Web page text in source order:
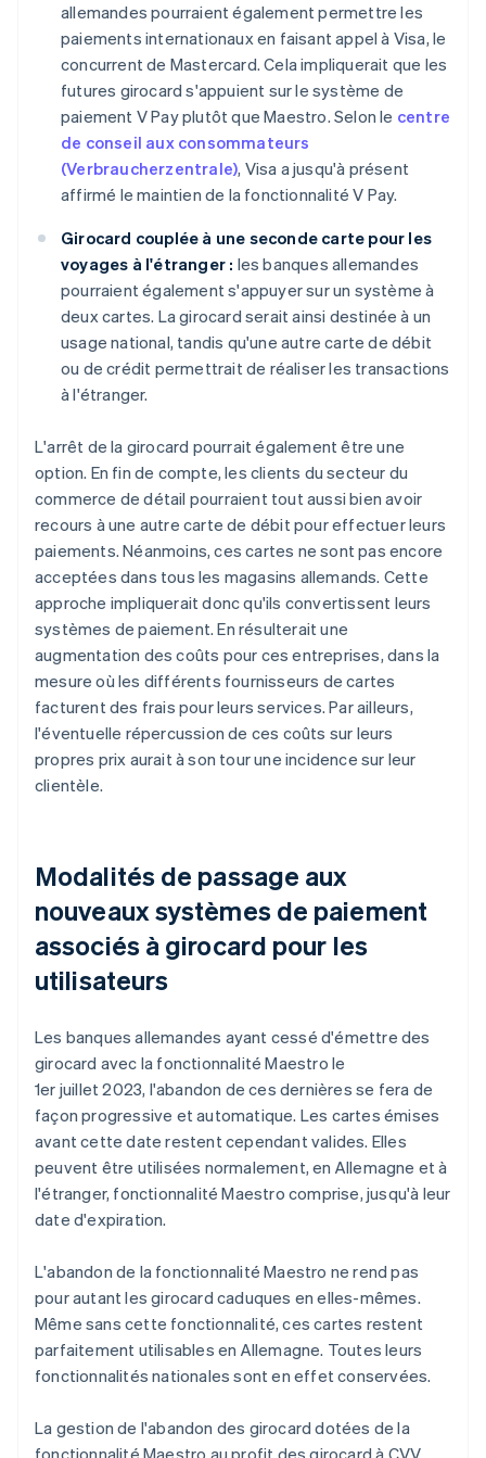
allemandes pourraient également permettre les
paiements internationaux en faisant appel à Visa, le
concurrent de Mastercard. Cela impliquerait que les
futures girocard s'appuient sur le système de
paiement V Pay plutôt que Maestro. Selon le centre
de conseil aux consommateurs
(Verbraucherzentrale), Visa a jusqu'à présent
affirmé le maintien de la fonctionnalité V Pay.
Girocard couplée à une seconde carte pour les
voyages à l'étranger : les banques allemandes
pourraient également s'appuyer sur un système à
deux cartes. La girocard serait ainsi destinée à un
usage national, tandis qu'une autre carte de débit
ou de crédit permettrait de réaliser les transactions
à l'étranger.
L'arrêt de la girocard pourrait également être une
option. En fin de compte, les clients du secteur du
commerce de détail pourraient tout aussi bien avoir
recours à une autre carte de débit pour effectuer leurs
paiements. Néanmoins, ces cartes ne sont pas encore
acceptées dans tous les magasins allemands. Cette
approche impliquerait donc qu'ils convertissent leurs
systèmes de paiement. En résulterait une
augmentation des coûts pour ces entreprises, dans la
mesure où les différents fournisseurs de cartes
facturent des frais pour leurs services. Par ailleurs,
l'éventuelle répercussion de ces coûts sur leurs
propres prix aurait à son tour une incidence sur leur
clientèle.
Modalités de passage aux
nouveaux systèmes de paiement
associés à girocard pour les
utilisateurs
Les banques allemandes ayant cessé d'émettre des
girocard avec la fonctionnalité Maestro le
1er juillet 2023, l'abandon de ces dernières se fera de
façon progressive et automatique. Les cartes émises
avant cette date restent cependant valides. Elles
peuvent être utilisées normalement, en Allemagne et à
l'étranger, fonctionnalité Maestro comprise, jusqu'à leur
date d'expiration.
L'abandon de la fonctionnalité Maestro ne rend pas
pour autant les girocard caduques en elles-mêmes.
Même sans cette fonctionnalité, ces cartes restent
parfaitement utilisables en Allemagne. Toutes leurs
fonctionnalités nationales sont en effet conservées.
La gestion de l'abandon des girocard dotées de la